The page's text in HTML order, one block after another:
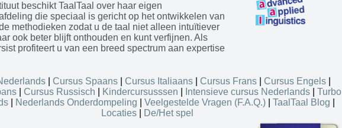
beschikt TaalTaal over haar eigen
die speciaal is gericht op het ontwikkelen van
methodieken zodat u de taal niet alleen intuïtiever
ook beter blijft onthouden en kunt verfijnen. Als
profiteert u van een breed spectrum aan expertise
| Cursus Spaans| Cursus Italiaans| Cursus Frans| Cursus Engels|
| Cursus Russisch Kindercursusssen Intensieve cursus Nederlands| Turbo
Nederlands Onderdompeling Veelgestelde Vragen (F.A.Q.) TaalTaal Blog
Locaties| De/Het spel